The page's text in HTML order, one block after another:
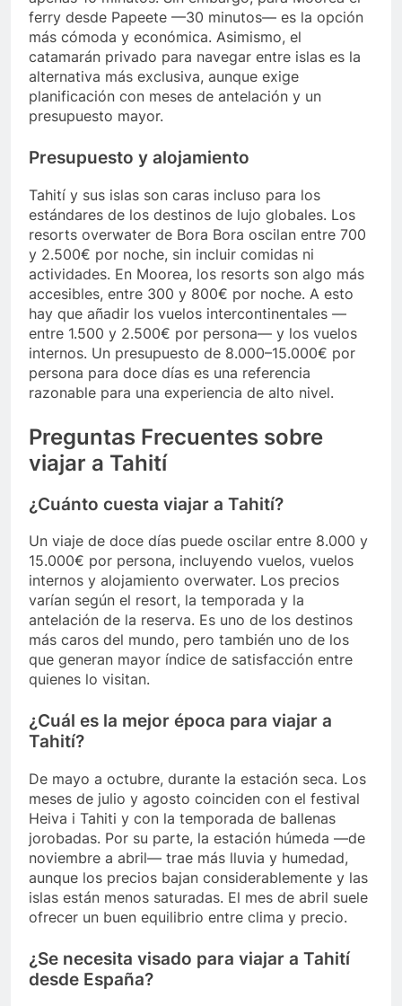
ferry desde Papeete —30 minutos— es la opción
más cómoda y económica. Asimismo, el
catamarán privado para navegar entre islas es la
alternativa más exclusiva, aunque exige
planificación con meses de antelación y un
presupuesto mayor.
Presupuesto y alojamiento
Tahití y sus islas son caras incluso para los
estándares de los destinos de lujo globales. Los
resorts overwater de Bora Bora oscilan entre 700
y 2.500€ por noche, sin incluir comidas ni
actividades. En Moorea, los resorts son algo más
accesibles, entre 300 y 800€ por noche. A esto
hay que añadir los vuelos intercontinentales —
entre 1.500 y 2.500€ por persona— y los vuelos
internos. Un presupuesto de 8.000–15.000€ por
persona para doce días es una referencia
razonable para una experiencia de alto nivel.
Preguntas Frecuentes sobre
viajar a Tahití
¿Cuánto cuesta viajar a Tahití?
Un viaje de doce días puede oscilar entre 8.000 y
15.000€ por persona, incluyendo vuelos, vuelos
internos y alojamiento overwater. Los precios
varían según el resort, la temporada y la
antelación de la reserva. Es uno de los destinos
más caros del mundo, pero también uno de los
que generan mayor índice de satisfacción entre
quienes lo visitan.
¿Cuál es la mejor época para viajar a
Tahití?
De mayo a octubre, durante la estación seca. Los
meses de julio y agosto coinciden con el festival
Heiva i Tahiti y con la temporada de ballenas
jorobadas. Por su parte, la estación húmeda —de
noviembre a abril— trae más lluvia y humedad,
aunque los precios bajan considerablemente y las
islas están menos saturadas. El mes de abril suele
ofrecer un buen equilibrio entre clima y precio.
¿Se necesita visado para viajar a Tahití
desde España?